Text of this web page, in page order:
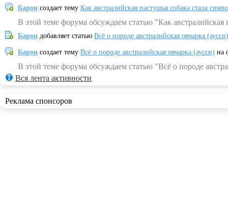
Барон создает тему Как австралийская пастушья собака стала
В этой теме форума обсуждаем статью "Как
Барон добавляет статью Всё о породе австралийская овчарка (аусси)
Барон создает тему Всё о породе австралийская овчарка (аусси) на
В этой теме форума обсуждаем статью "Всё о породе
Вся лента активности
Реклама спонсоров